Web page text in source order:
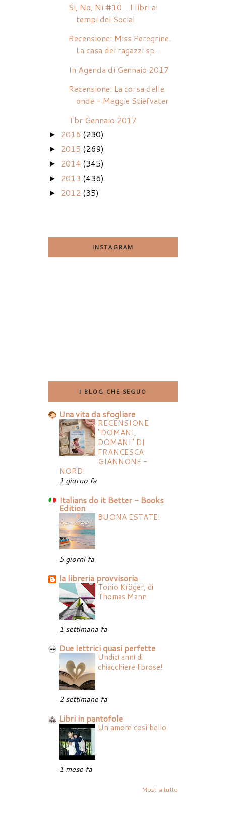
Si, No, Ni #10... I libri ai
tempi dei Social
Recensione: Miss Peregrine.
La casa dei ragazzi sp...
In Agenda di Gennaio 2017
Recensione: La corsa delle
onde - Maggie Stiefvater
Tbr Gennaio 2017
► 2016 (230)
► 2015 (269)
► 2014 (345)
► 2013 (436)
► 2012 (35)
INSTAGRAM
I BLOG CHE SEGUO
Una vita da sfogliare
RECENSIONE
"DOMANI,
DOMANI" DI
FRANCESCA
GIANNONE -
NORD
1 giorno fa
Italians do it Better - Books
Edition
BUONA ESTATE!
5 giorni fa
la libreria provvisoria
Tonio Kröger, di
Thomas Mann
1 settimana fa
Due lettrici quasi perfette
Undici anni di
chiacchiere librose!
2 settimane fa
Libri in pantofole
Un amore così bello
1 mese fa
Mostra tutto